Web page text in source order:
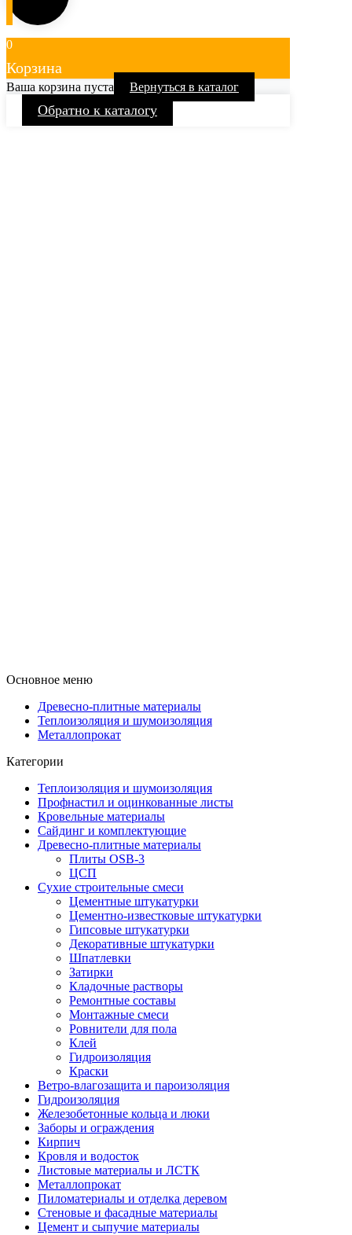
0
Корзина
Ваша корзина пуста Вернуться в каталог
Обратно к каталогу
Основное меню
Древесно-плитные материалы
Теплоизоляция и шумоизоляция
Металлопрокат
Категории
Теплоизоляция и шумоизоляция
Профнастил и оцинкованные листы
Кровельные материалы
Сайдинг и комплектующие
Древесно-плитные материалы
Плиты OSB-3
ЦСП
Сухие строительные смеси
Цементные штукатурки
Цементно-известковые штукатурки
Гипсовые штукатурки
Декоративные штукатурки
Шпатлевки
Затирки
Кладочные растворы
Ремонтные составы
Монтажные смеси
Ровнители для пола
Клей
Гидроизоляция
Краски
Ветро-влагозащита и пароизоляция
Гидроизоляция
Железобетонные кольца и люки
Заборы и ограждения
Кирпич
Кровля и водосток
Листовые материалы и ЛСТК
Металлопрокат
Пиломатериалы и отделка деревом
Стеновые и фасадные материалы
Цемент и сыпучие материалы